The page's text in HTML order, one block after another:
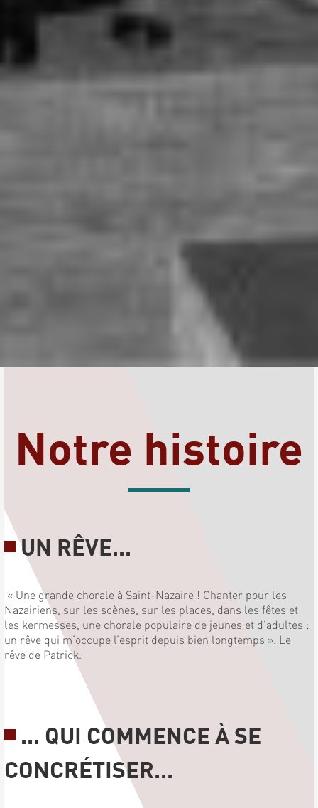
Notre histoire
UN RÊVE...
« Une grande chorale à Saint-Nazaire ! Chanter pour les
Nazairiens, sur les scènes, sur les places, dans les fêtes et
les kermesses, une chorale populaire de jeunes et d’adultes :
un rêve qui m’occupe l’esprit depuis bien longtemps ». Le
rêve de Patrick.
... QUI COMMENCE À SE
CONCRÉTISER...